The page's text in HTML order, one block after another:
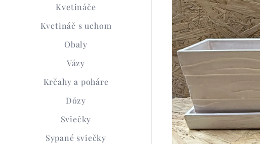
Kvetináče
Kvetináč s uchom
Obaly
Vázy
Krčahy a poháre
Dózy
Sviečky
Sypané sviečky